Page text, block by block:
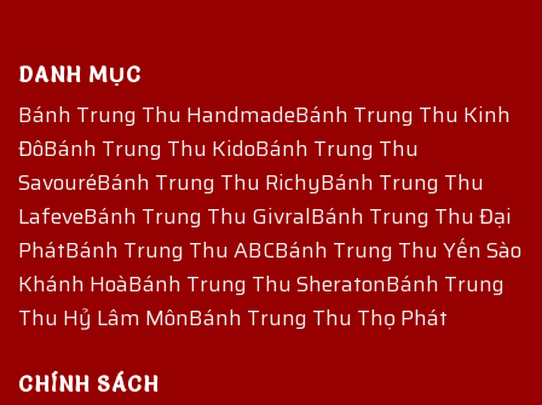
DANH MỤC
Bánh Trung Thu HandmadeBánh Trung Thu Kinh
ĐôBánh Trung Thu KidoBánh Trung Thu
SavouréBánh Trung Thu RichyBánh Trung Thu
LafeveBánh Trung Thu GivralBánh Trung Thu Đại
PhátBánh Trung Thu ABCBánh Trung Thu Yến Sào
Khánh HoàBánh Trung Thu SheratonBánh Trung
Thu Hỷ Lâm MônBánh Trung Thu Thọ Phát
CHÍNH SÁCH